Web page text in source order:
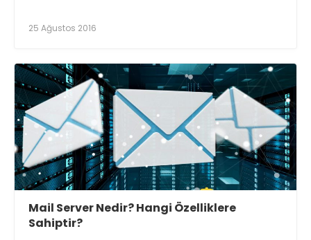
25 Ağustos 2016
Mail Server Nedir? Hangi Özelliklere
Sahiptir?